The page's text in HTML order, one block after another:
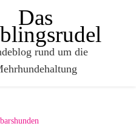
Das
rund um die